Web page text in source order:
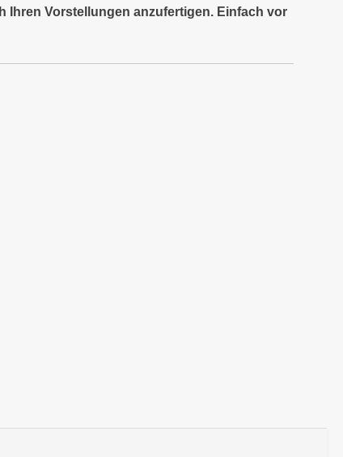
Ihren Vorstellungen anzufertigen. Einfach vor